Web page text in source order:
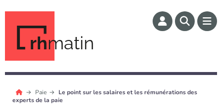
rhmatin
Paie
Le point sur les salaires et les rémunérations des
experts de la paie